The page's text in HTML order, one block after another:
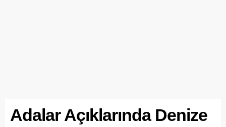
Adalar Açıklarında Denize